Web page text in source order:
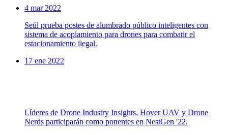
4 mar 2022
Seúl prueba postes de alumbrado público inteligentes con
sistema de acoplamiento para drones para combatir el
estacionamiento ilegal.
17 ene 2022
Líderes de Drone Industry Insights, Hover UAV y Drone
Nerds participarán como ponentes en NestGen '22.